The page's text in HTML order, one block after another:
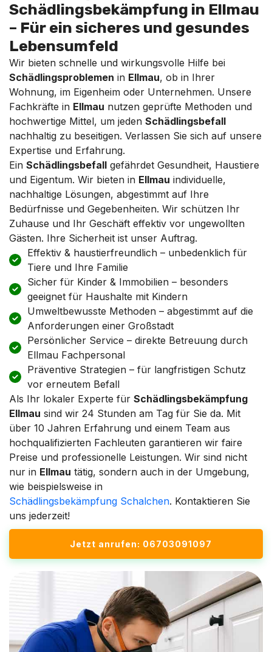
Schädlingsbekämpfung in Ellmau
– Für ein sicheres und gesundes
Lebensumfeld
Wir bieten schnelle und wirkungsvolle Hilfe bei
Schädlingsproblemen in Ellmau, ob in Ihrer
Wohnung, im Eigenheim oder Unternehmen. Unsere
Fachkräfte in Ellmau nutzen geprüfte Methoden und
hochwertige Mittel, um jeden Schädlingsbefall
nachhaltig zu beseitigen. Verlassen Sie sich auf unsere
Expertise und Erfahrung.
Ein Schädlingsbefall gefährdet Gesundheit, Haustiere
und Eigentum. Wir bieten in Ellmau individuelle,
nachhaltige Lösungen, abgestimmt auf Ihre
Bedürfnisse und Gegebenheiten. Wir schützen Ihr
Zuhause und Ihr Geschäft effektiv vor ungewollten
Gästen. Ihre Sicherheit ist unser Auftrag.
Effektiv & haustierfreundlich – unbedenklich für
Tiere und Ihre Familie
Sicher für Kinder & Immobilien – besonders
geeignet für Haushalte mit Kindern
Umweltbewusste Methoden – abgestimmt auf die
Anforderungen einer Großstadt
Persönlicher Service – direkte Betreuung durch
Ellmau Fachpersonal
Präventive Strategien – für langfristigen Schutz
vor erneutem Befall
Als Ihr lokaler Experte für Schädlingsbekämpfung
Ellmau sind wir 24 Stunden am Tag für Sie da. Mit
über 10 Jahren Erfahrung und einem Team aus
hochqualifizierten Fachleuten garantieren wir faire
Preise und professionelle Leistungen. Wir sind nicht
nur in Ellmau tätig, sondern auch in der Umgebung,
wie beispielsweise in
Schädlingsbekämpfung Schalchen. Kontaktieren Sie
uns jederzeit!
Jetzt anrufen: 06703091097